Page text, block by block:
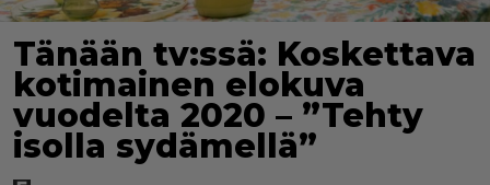
Tänään tv:ssä: Koskettava
kotimainen elokuva
vuodelta 2020 – ”Tehty
isolla sydämellä”